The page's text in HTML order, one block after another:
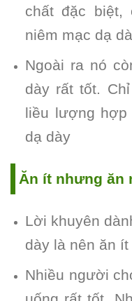
chất đặc biệt,
niêm mạc dạ
Ngoài ra nó
dày rất tốt.
liều lượng hợp
dạ dày
Ăn ít nhưng ăn
Lời khuyên
dày là nên ăn
Nhiều người